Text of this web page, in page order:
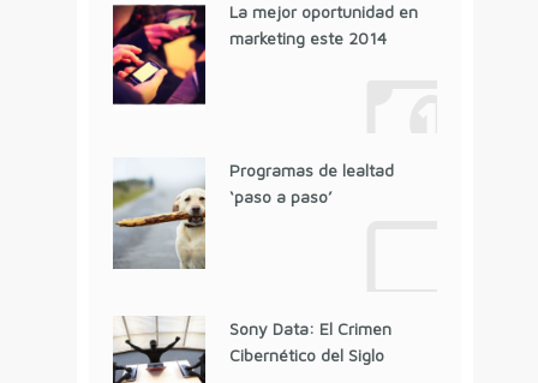
La mejor oportunidad en
marketing este 2014
Programas de lealtad
‘paso a paso’
Sony Data: El Crimen
Cibernético del Siglo